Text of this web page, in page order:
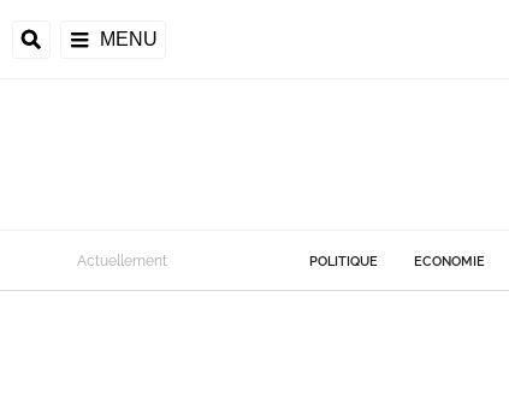
MENU
Actuellement POLITIQUE ECONOMIE